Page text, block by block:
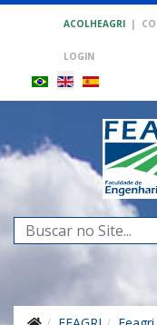
ACOLHEAGRI |
LOGIN
Search
...